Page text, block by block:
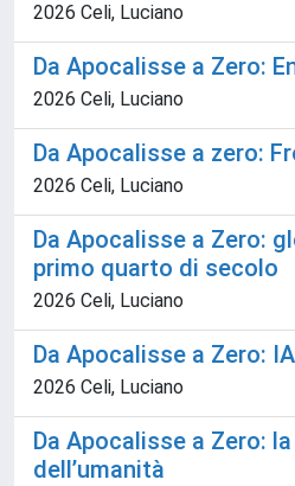
2026 Celi, Luciano
Da Apocalisse a Zero:
2026 Celi, Luciano
Da Apocalisse a zero:
2026 Celi, Luciano
Da Apocalisse a Zero:
primo quarto di secolo
2026 Celi, Luciano
Da Apocalisse a Zero:
2026 Celi, Luciano
Da Apocalisse a Zero:
dell’umanità